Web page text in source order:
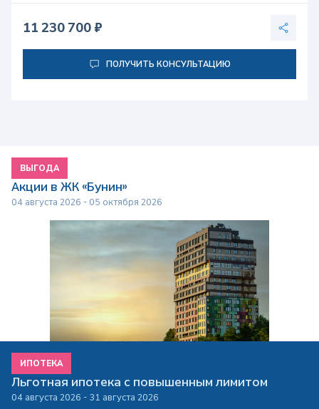
11 230 700 ₽
ПОЛУЧИТЬ КОНСУЛЬТАЦИЮ
ВЫГОДА
Акции в ЖК «Бунин»
04 августа 2026 - 05 октября 2026
ИПОТЕКА
Льготная ипотека с повышенным лимитом
04 августа 2026 - 31 августа 2026